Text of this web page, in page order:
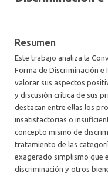
Resumen
Este trabajo analiza la
Forma de Discriminación e
valorar sus aspectos
y discusión crítica de sus
destacan entre ellas los
insatisfactorias o
concepto mismo de
tratamiento de las
exagerado simplismo que
discriminación y otros